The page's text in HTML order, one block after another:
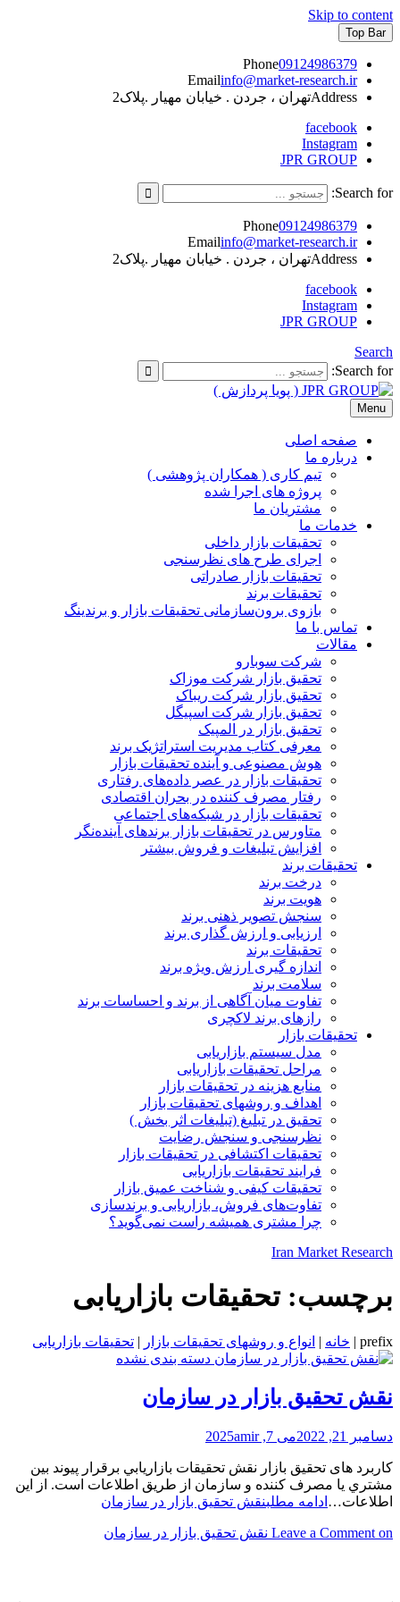
Skip to content
Top Bar
Phone09124986379
Emailinfo@market-research.ir
Addressتهران ، جردن . خیابان مهیار .پلاک2
facebook
Instagram
JPR GROUP
Search for:
Phone09124986379
Emailinfo@market-research.ir
Addressتهران ، جردن . خیابان مهیار .پلاک2
facebook
Instagram
JPR GROUP
Search
Search for:
JPR GROUP ( پویا پردازش )
تحقیقات بازار و برند
Menu
صفحه اصلی
درباره ما
تیم کاری ( همکاران پژوهشی )
پروژه های اجرا شده
مشتریان ما
خدمات ما
تحقیقات بازار داخلی
اجرای طرح های نظرسنجی
تحقیقات بازار صادراتی
تحقیقات برند
بازوی برون‌سازمانی تحقیقات بازار و برندینگ
تماس با ما
مقالات
شرکت سوبارو
تحقیق بازار شرکت موزاک
تحقیق بازار شرکت ریباک
تحقیق بازار شرکت اسپیگل
تحقیق بازار در المپیک
معرفی کتاب مدیریت استراتژیک برند
هوش مصنوعی و آینده تحقیقات بازار
تحقیقات بازار در عصر داده‌های رفتاری
رفتار مصرف کننده در بحران اقتصادی
تحقیقات بازار در شبکه‌های اجتماعی
متاورس در تحقیقات بازار برندهای آینده‌نگر
افزایش تبلیغات و فروش بیشتر
تحقیقات برند
درخت برند
هویت برند
سنجش تصویر ذهنی برند
ارزیابی و ارزش گذاری برند
تحقیقات برند
اندازه گیری ارزش ویژه برند
سلامت برند
تفاوت میان آگاهی از برند و احساسات برند
رازهای برند لاکچری
تحقیقات بازار
مدل سیستم بازاریابی
مراحل تحقیقات بازاریابی
منابع هزینه در تحقیقات بازار
اهداف و روشهای تحقیقات بازار
تحقیق در تبلیغ (تبلیغات اثر بخش )
نظرسنجی و سنجش رضایت
تحقیقات اکتشافی در تحقیقات بازار
فرایند تحقیقات بازاریابی
تحقیقات کیفی و شناخت عمیق بازار
تفاوت‌های فروش، بازاریابی و برندسازی
چرا مشتری همیشه راست نمی‌گوید؟
Iran Market Research
برچسب:تحقیقات بازاریابی
prefix
| خانه | انواع و روشهای تحقیقات بازار | تحقیقات بازاریابی
دسته بندی نشده
نقش تحقیق بازار در سازمان
دسامبر 21, 2022 می 7, 2025 amir
کاربرد های تحقیق بازار نقش تحقيقات بازاريابي برقرار پيوند بين
مشتري يا مصرف كننده و سازمان از طريق اطلاعات است. از اين
اطلاعات… ادامه مطلبنقش تحقیق بازار در سازمان
Leave a Comment on نقش تحقیق بازار در سازمان